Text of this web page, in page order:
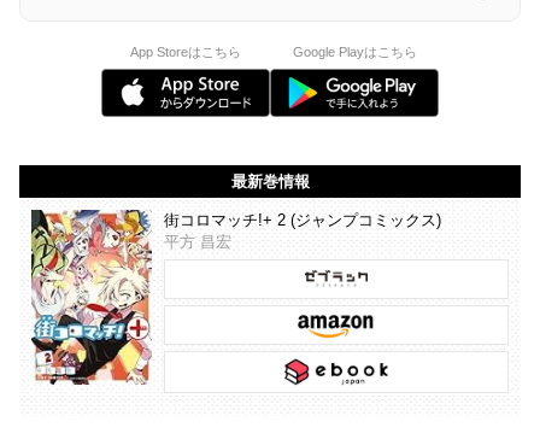
App Storeはこちら Google Playはこちら
最新巻情報
街コロマッチ!+ 2 (ジャンプコミックス)
平方 昌宏